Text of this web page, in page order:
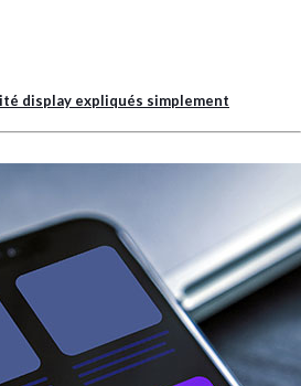
display expliqués simplement